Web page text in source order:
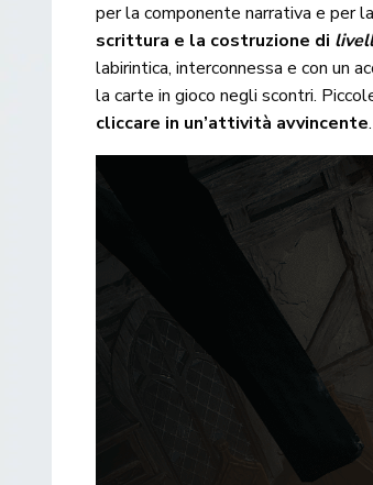
per la componente narrativa e per
scrittura e la costruzione di
labirintica, interconnessa e con un
la carte in gioco negli scontri.
cliccare in un’attività avvincente.